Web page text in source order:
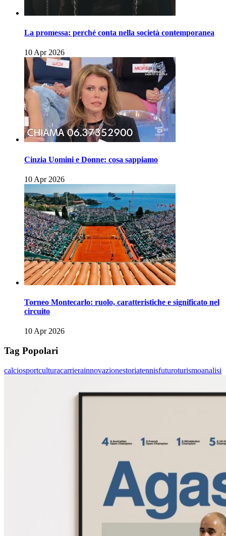
La promessa: perché conta nella società contemporanea
10 Apr 2026
Cinzia Uomini e Donne: cosa sappiamo
10 Apr 2026
Torneo Montecarlo: ruolo, caratteristiche e significato nel
circuito
10 Apr 2026
Tag Popolari
calciosportculturacarrierainnovazionestoriatennisfuturoturismoanalisi